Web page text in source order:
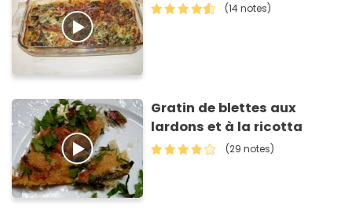
(14 notes)
Gratin de blettes aux
lardons et à la ricotta
(29 notes)